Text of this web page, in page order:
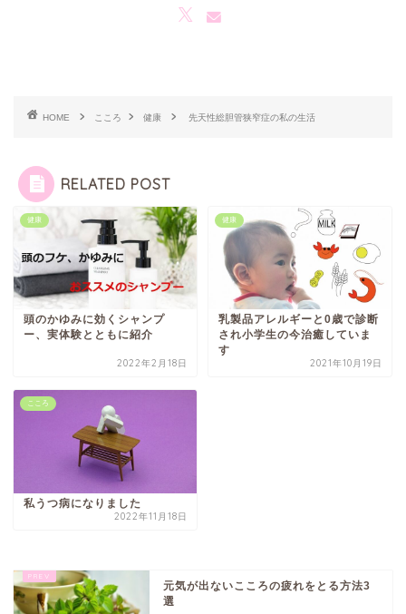
HOME こころ 健康 先天性総胆管狭窄症の私の生活
RELATED POST
健康
頭のかゆみに効くシャンプ
ー、実体験とともに紹介
2022年2月18日
健康
乳製品アレルギーと0歳で診断
され小学生の今治癒していま
す
2021年10月19日
こころ
私うつ病になりました
2022年11月18日
元気が出ないこころの疲れをとる方法3
選